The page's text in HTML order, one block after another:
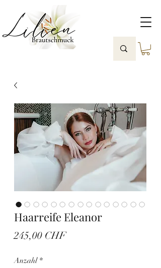
Haarreife Eleanor
245,00 CHFPreis
Anzahl *